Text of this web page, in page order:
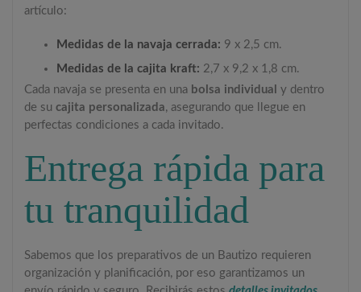
artículo:
Medidas de la navaja cerrada: 9 x 2,5 cm.
Medidas de la cajita kraft: 2,7 x 9,2 x 1,8 cm.
Cada navaja se presenta en una bolsa individual y dentro
de sucajita personalizada, asegurando que llegue en
perfectas condiciones a cada invitado.
Entrega rápida para
tu tranquilidad
Sabemos que los preparativos de un Bautizo requieren
organización y planificación, por eso garantizamos un